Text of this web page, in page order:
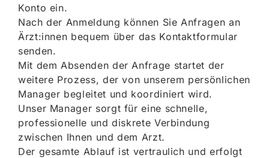
Konto ein.
Nach der Anmeldung können Sie Anfragen an
Ärzt:innen bequem über das Kontaktformular
senden.
Mit dem Absenden der Anfrage startet der
weitere Prozess, der von unserem persönlichen
Manager begleitet und koordiniert wird.
Unser Manager sorgt für eine schnelle,
professionelle und diskrete Verbindung
zwischen Ihnen und dem Arzt.
Der gesamte Ablauf ist vertraulich und erfolgt